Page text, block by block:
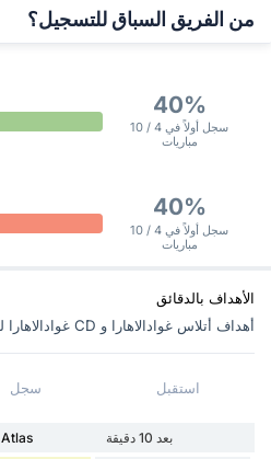
من الفريق السباق للتسجيل؟
40%
سجل أولاً في 4 / 10
مباريات
40%
سجل أولاً في 4 / 10
مباريات
الأهداف بالدقائق
أهداف أتلاس غوادالاهارا و CD غوادالاهارا ‏لكل 10 و 15 دقيقة.
سجل استقبل
بعد 10 دقيقة Atlas